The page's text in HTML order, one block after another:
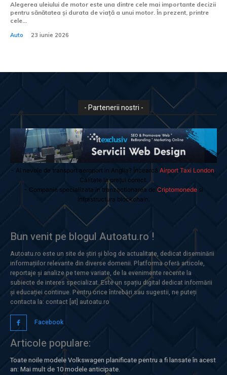
Alegerea uleiului de motor este una dintre cele mai importante decizii
pentru sănătatea și durata de viață a unui motor. În prezent, printre
cele...
Auto 23 iunie 2026
- Partenerii nostri -
- Ai nevoie de transport aeroport in Anglia? Încearcă Airport Taxi London
Calitate la prețul corect.
- Companie specializata in tranzactionarea de Criptomonedesi
infrastructura blockchain.
Bun venit pe blogul Autoatu.ro !
Autoatu.ro este un site de știri și blog de actualitate, dedicat diseminării
informațiilor relevante din diverse domenii. Platforma oferă articole,
reportaje și analize pe teme variate, de la evenimente recente la
subiecte de interes specializat. Este un spațiu digital dedicat informării
și educației continue. Pentru orice întrebări sau sugestii, ne puteți
contacta la: contact [at] autoatu.ro
Facebook
Articole populare:
Toate noile modele Volkswagen planificate pentru a fi lansate în acest
an: Mai mult de 10 modele anticipate.